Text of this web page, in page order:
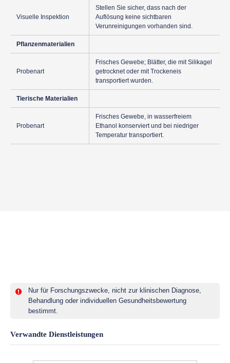
Visuelle Inspektion
Stellen Sie sicher, dass nach der
Auflösung keine sichtbaren
Verunreinigungen vorhanden sind.
Pflanzenmaterialien
Probenart
Frisches Gewebe; Blätter, die mit Silikagel
getrocknet oder mit Trockeneis
transportiert wurden.
Tierische Materialien
Probenart
Frisches Gewebe, in wasserfreiem
Ethanol konserviert und bei niedriger
Temperatur transportiert.
Nur für Forschungszwecke, nicht zur klinischen Diagnose,
Behandlung oder individuellen Gesundheitsbewertung
bestimmt.
Verwandte Dienstleistungen